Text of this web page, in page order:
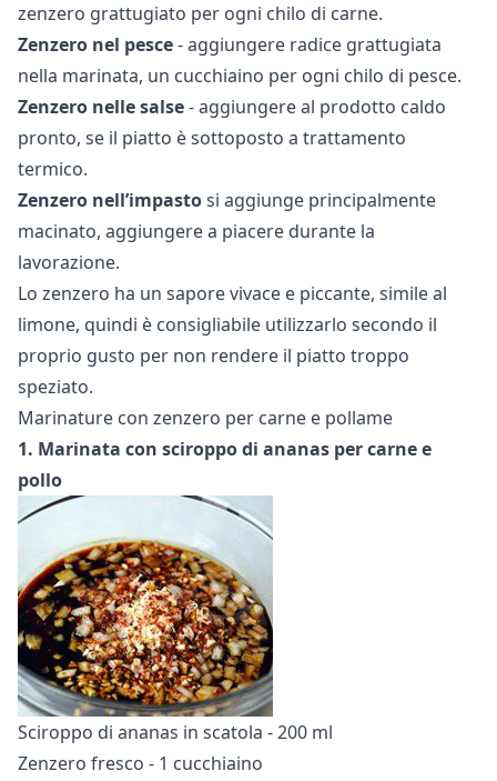
zenzero grattugiato per ogni chilo di carne.
Zenzero nel pesce- aggiungere radice grattugiata
nella marinata, un cucchiaino per ogni chilo di pesce.
Zenzero nelle salse- aggiungere al prodotto caldo
pronto, se il piatto è sottoposto a trattamento
termico.
Zenzero nell’impastosi aggiunge principalmente
macinato, aggiungere a piacere durante la
lavorazione.
Lo zenzero ha un sapore vivace e piccante, simile al
limone, quindi è consigliabile utilizzarlo secondo il
proprio gusto per non rendere il piatto troppo
speziato.
Marinature con zenzero per carne e pollame
1. Marinata con sciroppo di ananas per carne e
pollo
Sciroppo di ananas in scatola - 200 ml
Zenzero fresco - 1 cucchiaino